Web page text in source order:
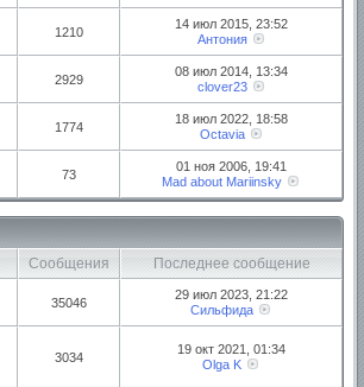
1210
14 июл 2015, 23:52
Антония
2929
08 июл 2014, 13:34
clover23
1774
18 июл 2022, 18:58
Octavia
73
01 ноя 2006, 19:41
Mad about Mariinsky
Сообщения
Последнее сообщение
35046
29 июл 2023, 21:22
Сильфида
3034
19 окт 2021, 01:34
Olga K